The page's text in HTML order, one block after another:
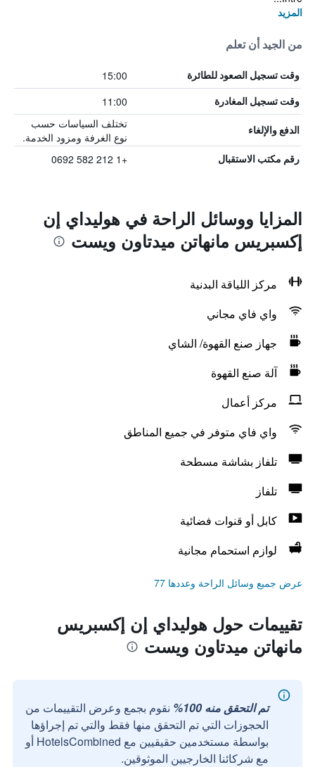
المزيد
من الجيد أن تعلم
وقت تسجيل الصعود للطائرة 15:00
وقت تسجيل المغادرة 11:00
الدفع والإلغاء
تختلف السياسات حسب
نوع الغرفة ومزود الخدمة.
رقم مكتب الاستقبال +1 212 582 0692
المزايا ووسائل الراحة في هوليداي إن
إكسبريس مانهاتن ميدتاون ويست
مركز اللياقة البدنية
واي فاي مجاني
جهاز صنع القهوة/ الشاي
آلة صنع القهوة
مركز أعمال
واي فاي متوفر في جميع المناطق
تلفاز بشاشة مسطحة
تلفاز
كابل أو قنوات فضائية
لوازم استحمام مجانية
عرض جميع وسائل الراحة وعددها 77
تقييمات حول هوليداي إن إكسبريس
مانهاتن ميدتاون ويست
تم التحقق منه 100%
نقوم بجمع وعرض التقييمات من
الحجوزات التي تم التحقق منها فقط والتي تم إجراؤها
بواسطة مستخدمين حقيقيين مع HotelsCombined أو
مع شركائنا الخارجيين الموثوقين.